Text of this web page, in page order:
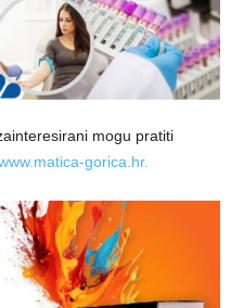
mogu pratiti
gorica.hr.